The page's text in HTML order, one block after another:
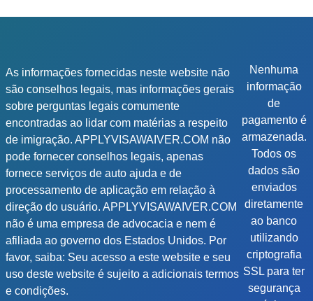
As informações fornecidas neste website não
são conselhos legais, mas informações gerais
sobre perguntas legais comumente
encontradas ao lidar com matérias a respeito
de imigração. APPLYVISAWAIVER.COM não
pode fornecer conselhos legais, apenas
fornece serviços de auto ajuda e de
processamento de aplicação em relação à
direção do usuário. APPLYVISAWAIVER.COM
não é uma empresa de advocacia e nem é
afiliada ao governo dos Estados Unidos. Por
favor, saiba: Seu acesso a este website e seu
uso deste website é sujeito a adicionais termos
e condições.
Nenhuma
informação
de
pagamento é
armazenada.
Todos os
dados são
enviados
diretamente
ao banco
utilizando
criptografia
SSL para ter
segurança